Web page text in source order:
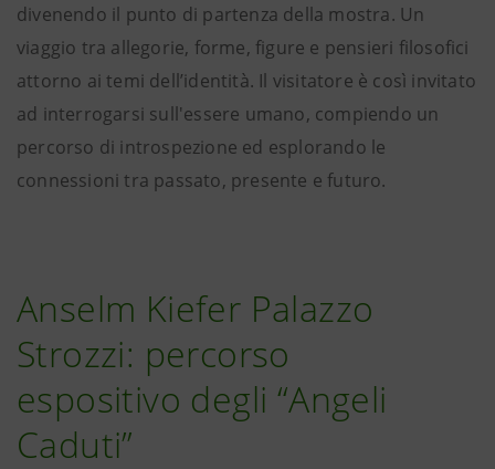
divenendo il punto di partenza della mostra. Un
viaggio tra allegorie, forme, figure e pensieri filosofici
attorno ai temi dell’identità. Il visitatore è così invitato
ad interrogarsi sull'essere umano, compiendo un
percorso di introspezione ed esplorando le
connessioni tra passato, presente e futuro.
Anselm Kiefer Palazzo
Strozzi: percorso
espositivo degli “Angeli
Caduti”